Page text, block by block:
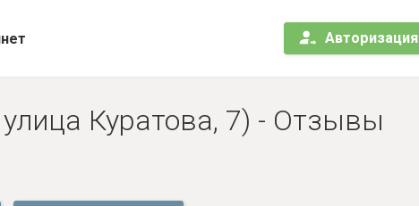
Авторизация
Куратова, 7) - Отзывы